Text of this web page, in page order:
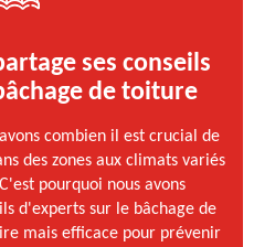
ses conseils
de toiture
combien il est crucial de
des zones aux climats variés
pourquoi nous avons
d'experts sur le bâchage de
mais efficace pour prévenir